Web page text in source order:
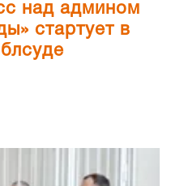
над админом
стартует в